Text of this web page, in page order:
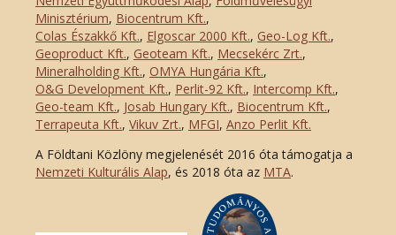
Minisztérium, Biocentrum Kft.,
Colas Északkő Kft., Elgoscar 2000 Kft., Geo-Log Kft.,
Geoproduct Kft., Geoteam Kft., Mecsekérc Zrt.,
Mineralholding Kft., OMYA Hungária Kft.,
O&G Development Kft., Perlit-92 Kft., Intercomp Kft.,
Geo-team Kft., Josab Hungary Kft., Biocentrum Kft.,
Terrapeuta Kft., Vikuv Zrt., MFGI, Anzo Perlit Kft.
A Földtani Közlöny megjelenését 2016 óta támogatja a
Nemzeti Kulturális Alap, és 2018 óta az MTA.